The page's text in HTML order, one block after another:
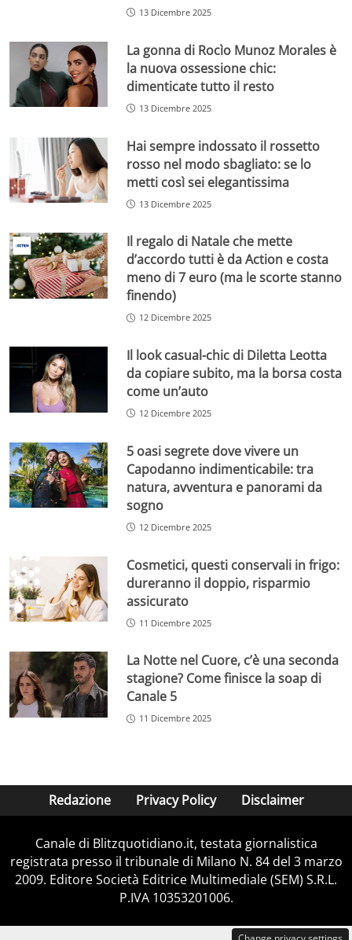
13 Dicembre 2025
La gonna di Rocìo Munoz Morales è
la nuova ossessione chic:
dimenticate tutto il resto
13 Dicembre 2025
Hai sempre indossato il rossetto
rosso nel modo sbagliato: se lo
metti così sei elegantissima
13 Dicembre 2025
Il regalo di Natale che mette
d’accordo tutti è da Action e costa
meno di 7 euro (ma le scorte stanno
finendo)
12 Dicembre 2025
Il look casual-chic di Diletta Leotta
da copiare subito, ma la borsa costa
come un’auto
12 Dicembre 2025
5 oasi segrete dove vivere un
Capodanno indimenticabile: tra
natura, avventura e panorami da
sogno
12 Dicembre 2025
Cosmetici, questi conservali in frigo:
dureranno il doppio, risparmio
assicurato
11 Dicembre 2025
La Notte nel Cuore, c’è una seconda
stagione? Come finisce la soap di
Canale 5
11 Dicembre 2025
Redazione Privacy Policy Disclaimer
Canale di Blitzquotidiano.it, testata giornalistica
registrata presso il tribunale di Milano N. 84 del 3 marzo
2009. Editore Società Editrice Multimediale (SEM) S.R.L.
P.IVA 10353201006.